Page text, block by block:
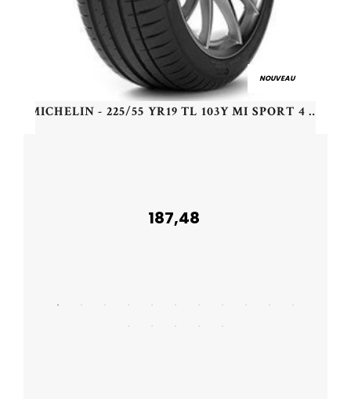
NOUVEAU
MICHELIN - 225/55 YR19 TL 103Y MI SPORT 4 NF0 XL - 2255519 - BAB
187,48